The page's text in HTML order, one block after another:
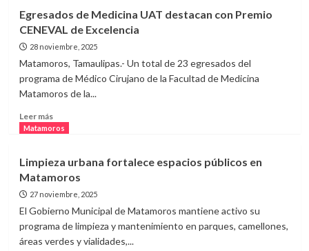
avances
del
modelo
el
ITACE
Egresados de Medicina UAT destacan con Premio
CENEVAL de Excelencia
28 noviembre, 2025
Matamoros, Tamaulipas.- Un total de 23 egresados del
programa de Médico Cirujano de la Facultad de Medicina
Matamoros de la...
Leer másLeer
más
de
Medicina
UAT
destacan
Premio
CENEVAL
Matamoros
Limpieza urbana fortalece espacios públicos en
Matamoros
27 noviembre, 2025
El Gobierno Municipal de Matamoros mantiene activo su
programa de limpieza y mantenimiento en parques, camellones,
áreas verdes y vialidades,...